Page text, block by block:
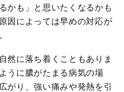
かも」と思いたくなるかも
因によっては早めの対応が
然に落ち着くこともありま
うに膿がたまる病気の場
がり、強い痛みや発熱を引